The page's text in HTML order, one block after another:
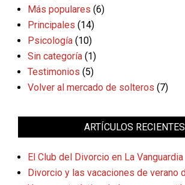
Más populares (6)
Principales (14)
Psicología (10)
Sin categoría (1)
Testimonios (5)
Volver al mercado de solteros (7)
ARTÍCULOS RECIENTES
El Club del Divorcio en La Vanguardia
Divorcio y las vacaciones de verano